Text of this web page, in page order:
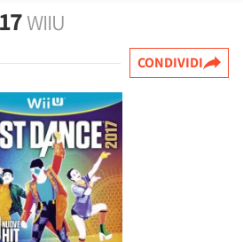
WIIU
CONDIVIDI